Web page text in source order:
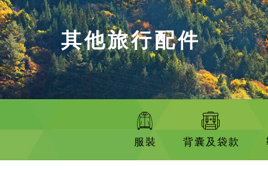
其他旅行配件
服裝 背囊及袋款